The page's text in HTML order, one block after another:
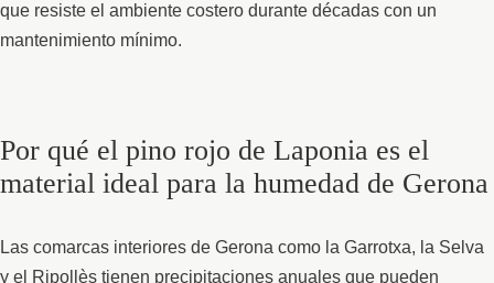
que resiste el ambiente costero durante décadas con un
mantenimiento mínimo.
Por qué el pino rojo de Laponia es el
material ideal para la humedad de Gerona
Las comarcas interiores de Gerona como la Garrotxa, la Selva
y el Ripollès tienen precipitaciones anuales que pueden